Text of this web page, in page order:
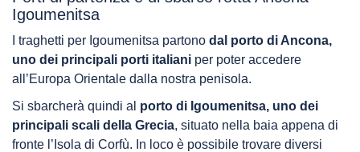
Igoumenitsa
I traghetti per Igoumenitsa partono dal porto di Ancona,
uno dei principali porti italiani per poter accedere
all’Europa Orientale dalla nostra penisola.
Si sbarcherà quindi al porto di Igoumenitsa, uno dei
principali scali della Grecia, situato nella baia appena di
fronte l’Isola di Corfù. In loco è possibile trovare diversi